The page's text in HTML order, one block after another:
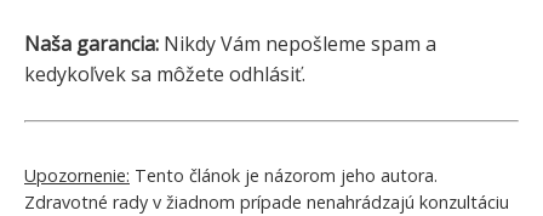
Naša garancia: Nikdy Vám nepošleme spam a
kedykoľvek sa môžete odhlásiť.
Upozornenie: Tento článok je názorom jeho autora.
Zdravotné rady v žiadnom prípade nenahrádzajú konzultáciu